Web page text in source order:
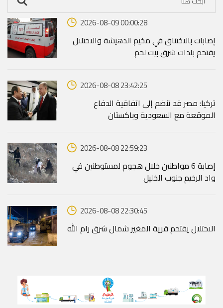
2026-08-09 00:00:28
إصابات بالاختناق في مخيم الدهيشة والاحتلال
يقتحم بلدات شرق بيت لحم
2026-08-08 23:42:25
تركيا: مصر قد تنضم إلى اتفاقية الدفاع
الموقعة مع السعودية وباكستان
2026-08-08 22:59:23
إصابة 6 مواطنين خلال هجوم لمستوطنين في
واد الرخيم جنوب الخليل
2026-08-08 22:30:45
الاحتلال يقتحم قرية المغير شمال شرق رام الله